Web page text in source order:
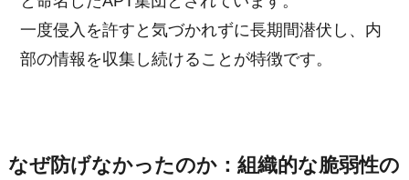
一度侵入を許すと気づかれずに長期間潜伏し、内
部の情報を収集し続けることが特徴です。
なぜ防げなかったのか：組織的な脆弱性の